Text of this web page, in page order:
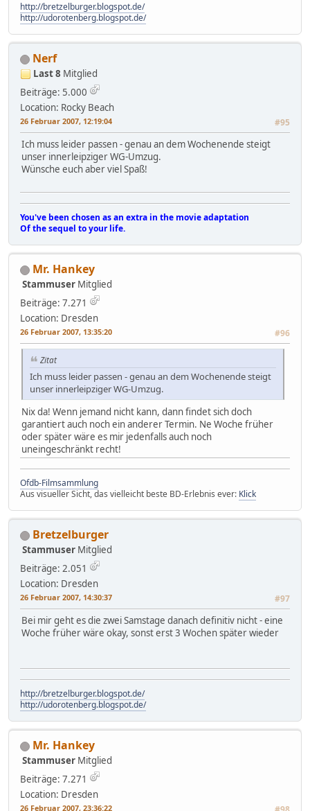
http://bretzelburger.blogspot.de/
http://udorotenberg.blogspot.de/
Nerf
Last 8 Mitglied
Beiträge: 5.000
Location: Rocky Beach
26 Februar 2007, 12:19:04 #95
Ich muss leider passen - genau an dem Wochenende steigt
unser innerleipziger WG-Umzug.
Wünsche euch aber viel Spaß!
You've been chosen as an extra in the movie adaptation
Of the sequel to your life.
Mr. Hankey
Stammuser Mitglied
Beiträge: 7.271
Location: Dresden
26 Februar 2007, 13:35:20 #96
Zitat
Ich muss leider passen - genau an dem Wochenende steigt
unser innerleipziger WG-Umzug.
Nix da! Wenn jemand nicht kann, dann findet sich doch
garantiert auch noch ein anderer Termin. Ne Woche früher
oder später wäre es mir jedenfalls auch noch
uneingeschränkt recht!
Ofdb-Filmsammlung
Aus visueller Sicht, das vielleicht beste BD-Erlebnis ever: Klick
Bretzelburger
Stammuser Mitglied
Beiträge: 2.051
Location: Dresden
26 Februar 2007, 14:30:37 #97
Bei mir geht es die zwei Samstage danach definitiv nicht - eine
Woche früher wäre okay, sonst erst 3 Wochen später wieder
http://bretzelburger.blogspot.de/
http://udorotenberg.blogspot.de/
Mr. Hankey
Stammuser Mitglied
Beiträge: 7.271
Location: Dresden
26 Februar 2007, 23:36:22